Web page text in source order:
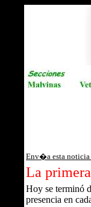
Env�a esta noticia
La
Hoy se terminó
presencia en